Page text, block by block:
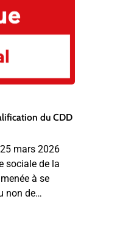
du CDD
mars 2026
sociale de la
à se
non de…